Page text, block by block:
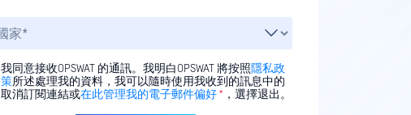
我同意接收OPSWAT 的通訊。我明白OPSWAT 將按照隱私政
策所述處理我的資料，我可以隨時使用我收到的訊息中的
取消訂閱連結或在此管理我的電子郵件偏好* ，選擇退出。